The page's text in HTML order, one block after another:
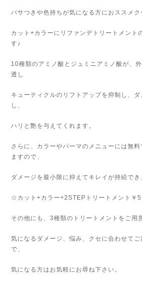
パサつきや色持ちが気になる方におススメク
カット+カラーにリファンデトリートメント
す♪
10種類のアミノ酸とジュミニアミノ酸が、
透し
キューティクルのリフトアップを抑制し、
し、
ハリと艶を与えてくれます。
さらに、カラーやパーマのメニューには無
ますので、
ダメージを最小限に抑えてキレイが持続でき
☆カット+カラー+2STEPトリートメント￥
その他にも、3種類のトリートメントをご用
気になるダメージ、悩み、クセに合わせて
で、
気になる方はお気軽にお尋ね下さい。